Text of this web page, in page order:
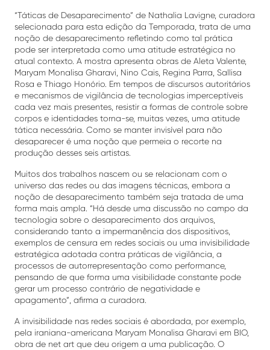
“Táticas de Desaparecimento” de Nathalia Lavigne, curadora
selecionada para esta edição da Temporada, trata de uma
noção de desaparecimento refletindo como tal prática
pode ser interpretada como uma atitude estratégica no
atual contexto. A mostra apresenta obras de Aleta Valente,
Maryam Monalisa Gharavi, Nino Cais, Regina Parra, Sallisa
Rosa e Thiago Honório. Em tempos de discursos autoritários
e mecanismos de vigilância de tecnologias imperceptíveis
cada vez mais presentes, resistir a formas de controle sobre
corpos e identidades torna-se, muitas vezes, uma atitude
tática necessária. Como se manter invisível para não
desaparecer é uma noção que permeia o recorte na
produção desses seis artistas.
Muitos dos trabalhos nascem ou se relacionam com o
universo das redes ou das imagens técnicas, embora a
noção de desaparecimento também seja tratada de uma
forma mais ampla. “Há desde uma discussão no campo da
tecnologia sobre o desaparecimento dos arquivos,
considerando tanto a impermanência dos dispositivos,
exemplos de censura em redes sociais ou uma invisibilidade
estratégica adotada contra práticas de vigilância, a
processos de autorrepresentação como performance,
pensando de que forma uma visibilidade constante pode
gerar um processo contrário de negatividade e
apagamento”, afirma a curadora.
A invisibilidade nas redes sociais é abordada, por exemplo,
pela iraniana-americana Maryam Monalisa Gharavi em BIO,
obra de net art que deu origem a uma publicação. O